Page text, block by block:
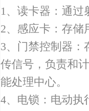
1、读卡器：通
2、感应卡：存储
3、门禁控制器：
传信号 ，负责和
能处理中心。
4、电锁：电动执